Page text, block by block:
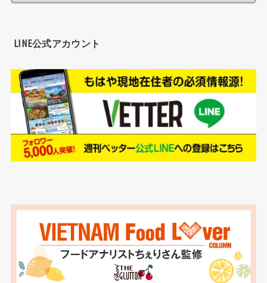
LINE公式アカウント